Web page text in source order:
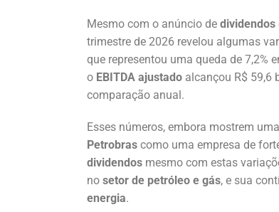
Mesmo com o anúncio de dividendos
trimestre de 2026 revelou algumas
que representou uma queda de 7,2%
o EBITDA ajustado alcançou R$ 59,6
comparação anual.
Esses números, embora mostrem
Petrobras como uma empresa de
dividendos mesmo com estas
no setor de petróleo e gás, e sua
energia.